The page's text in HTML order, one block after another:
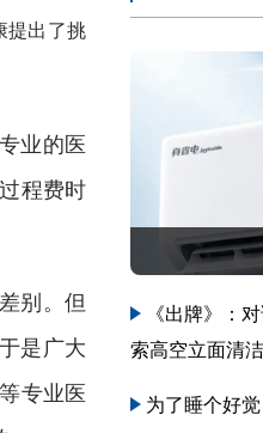
提出了挑
业的医
程费时
别。但
是广大
专业医
《出牌》：
索高空立面清
为了睡个好